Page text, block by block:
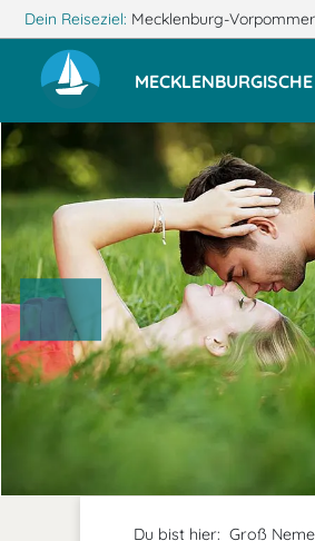
Dein Reiseziel: Mecklenburg-
Du bist hier: Groß